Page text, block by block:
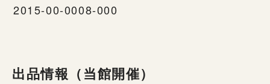
2015-00-0008-000
出品情報（当館開催）